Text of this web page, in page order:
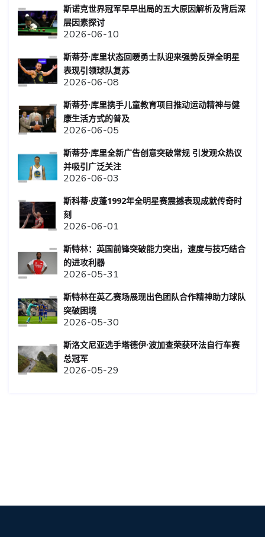
斯诺克世界冠军早早出局的五大原因解析及背后深
层因素探讨
2026-06-10
斯蒂芬·库里状态回暖勇士队迎来强势反弹全明星
表现引领球队复苏
2026-06-08
斯蒂芬·库里携手儿童教育项目推动运动精神与健
康生活方式的普及
2026-06-05
斯蒂芬·库里全新广告创意突破常规 引发观众热议
并吸引广泛关注
2026-06-03
斯科蒂·皮蓬1992年全明星赛震撼表现成就传奇时
刻
2026-06-01
斯特林：英国前锋突破能力突出，速度与技巧结合
的进攻利器
2026-05-31
斯特林在英乙赛场展现出色团队合作精神助力球队
突破困境
2026-05-30
斯洛文尼亚选手塔德伊·波加查荣获环法自行车赛
总冠军
2026-05-29